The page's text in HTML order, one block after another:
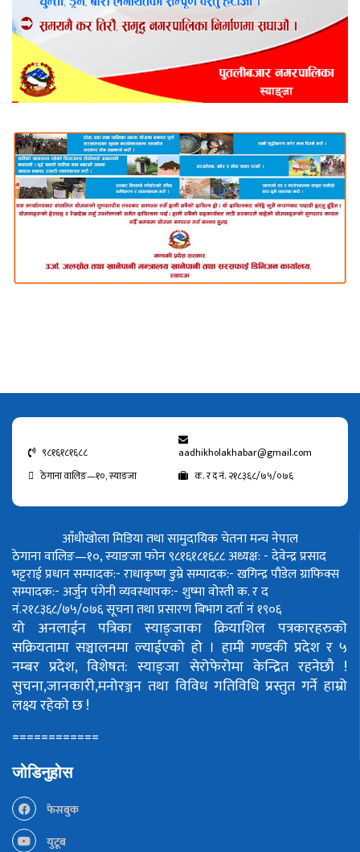
९८१६१८१६८८
aadhikholakhabar@gmail.com
ठेगाना वालिङ—१०, स्याङजा
क. र द नं. २१८३६८/७५/०७६
आँधीखोला मिडिया तथा सामुदायिक चेतना मन्च नेपाल
ठेगाना वालिङ—१०, स्याङजा फोन ९८१६१८१६८८अध्यक्ष: - देवेन्द्र प्रसाद
भट्टराईप्रधान सम्पादक:- राधाकृष्ण डुम्रेसम्पादक:- खगिन्द्र पौडेलग्राफिक्स
सम्पादक:- अर्जुन पंगेनीव्यवस्थापक:- शुष्मा वोस्तीक. र द
नं.२१८३६८/७५/०७६सूचना तथा प्रसारण बिभाग दर्ता नं १९०६
यो अनलाईन पत्रिका स्याङ्जाका क्रियाशिल पत्रकारहरुको
सक्रियतामा सञ्चालनमा ल्याईएको हो । हामी गण्डकी प्रदेश र ५
नम्बर प्रदेश, विशेषत: स्याङ्जा सेरोफेरोमा केन्द्रित रहनेछौ !
सुचना,जानकारी,मनोरञ्जन तथा विविध गतिविधि प्रस्तुत गर्ने हाम्रो
लक्ष्य रहेको छ !
============
जोडिनुहोस
फेसबुक
युटूब